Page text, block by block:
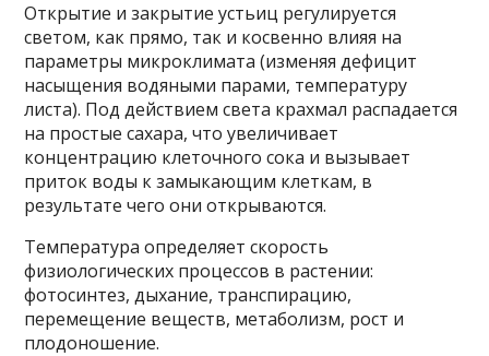
Открытие и закрытие устьиц регулируется
светом, как прямо, так и косвенно влияя на
параметры микроклимата (изменяя дефицит
насыщения водяными парами, температуру
листа). Под действием света крахмал распадается
на простые сахара, что увеличивает
концентрацию клеточного сока и вызывает
приток воды к замыкающим клеткам, в
результате чего они открываются.
Температура определяет скорость
физиологических процессов в растении:
фотосинтез, дыхание, транспирацию,
перемещение веществ, метаболизм, рост и
плодоношение.